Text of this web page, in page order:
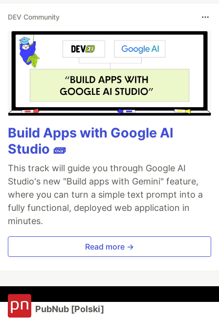
DEV Community
Build Apps with Google AI
Studio 🧱
This track will guide you through Google AI
Studio's new "Build apps with Gemini" feature,
where you can turn a simple text prompt into a
fully functional, deployed web application in
minutes.
Read more →
PubNub [Polski]